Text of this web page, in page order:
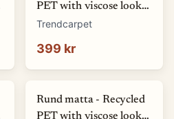
PET with viscose look
(blå) (Storlek: Ø 80 cm)
Trendcarpet
399 kr
Rund matta - Recycled
PET with viscose look